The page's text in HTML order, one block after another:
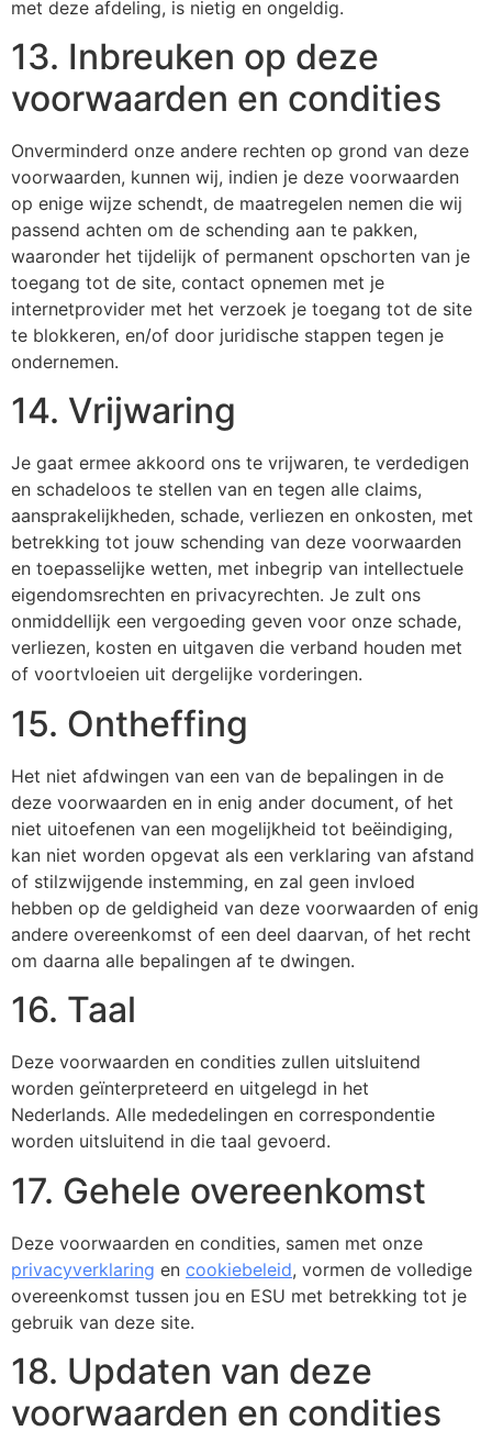
met deze afdeling, is nietig en ongeldig.
13. Inbreuken op deze
voorwaarden en condities
Onverminderd onze andere rechten op grond van deze
voorwaarden, kunnen wij, indien je deze voorwaarden
op enige wijze schendt, de maatregelen nemen die wij
passend achten om de schending aan te pakken,
waaronder het tijdelijk of permanent opschorten van je
toegang tot de site, contact opnemen met je
internetprovider met het verzoek je toegang tot de site
te blokkeren, en/of door juridische stappen tegen je
ondernemen.
14. Vrijwaring
Je gaat ermee akkoord ons te vrijwaren, te verdedigen
en schadeloos te stellen van en tegen alle claims,
aansprakelijkheden, schade, verliezen en onkosten, met
betrekking tot jouw schending van deze voorwaarden
en toepasselijke wetten, met inbegrip van intellectuele
eigendomsrechten en privacyrechten. Je zult ons
onmiddellijk een vergoeding geven voor onze schade,
verliezen, kosten en uitgaven die verband houden met
of voortvloeien uit dergelijke vorderingen.
15. Ontheffing
Het niet afdwingen van een van de bepalingen in de
deze voorwaarden en in enig ander document, of het
niet uitoefenen van een mogelijkheid tot beëindiging,
kan niet worden opgevat als een verklaring van afstand
of stilzwijgende instemming, en zal geen invloed
hebben op de geldigheid van deze voorwaarden of enig
andere overeenkomst of een deel daarvan, of het recht
om daarna alle bepalingen af te dwingen.
16. Taal
Deze voorwaarden en condities zullen uitsluitend
worden geïnterpreteerd en uitgelegd in het
Nederlands. Alle mededelingen en correspondentie
worden uitsluitend in die taal gevoerd.
17. Gehele overeenkomst
Deze voorwaarden en condities, samen met onze
privacyverklaring en cookiebeleid, vormen de volledige
overeenkomst tussen jou en ESU met betrekking tot je
gebruik van deze site.
18. Updaten van deze
voorwaarden en condities